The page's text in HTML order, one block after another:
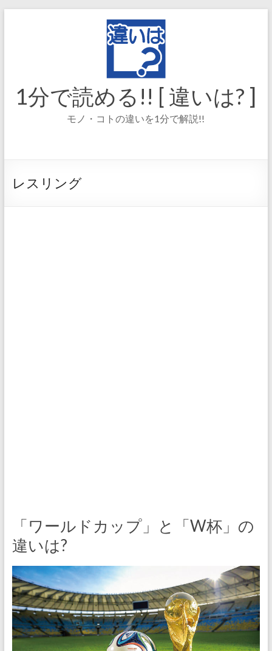
1分で読める!! [ 違いは? ]
モノ・コトの違いを1分で解説!!
レスリング
「ワールドカップ」と「W杯」の
違いは?